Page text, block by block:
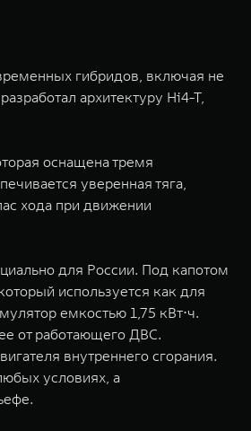
гибридов, включая не
архитектуру Hi4-T,
оснащена тремя
уверенная тяга,
хода при движении
для России. Под капотом
используется как для
емкостью 1,75 кВт⋅ч.
от работающего ДВС.
внутреннего сгорания.
условиях, а